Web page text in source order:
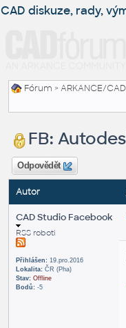
CAD diskuze, rady,
Fórum >ARKANCE/
FB:
Odpovědět
Autor
CAD Studio Facebook
RSS roboti
Přihlášen:19.pro.2016
Lokalita:ČR (Pha)
Stav: Offline
Bodů:-5